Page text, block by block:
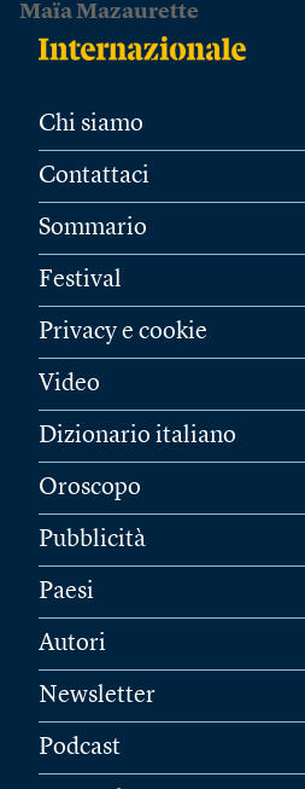
Maïa Mazaurette
Chi siamo
Contattaci
Sommario
Festival
Privacy e cookie
Video
Dizionario italiano
Oroscopo
Pubblicità
Paesi
Autori
Newsletter
Podcast